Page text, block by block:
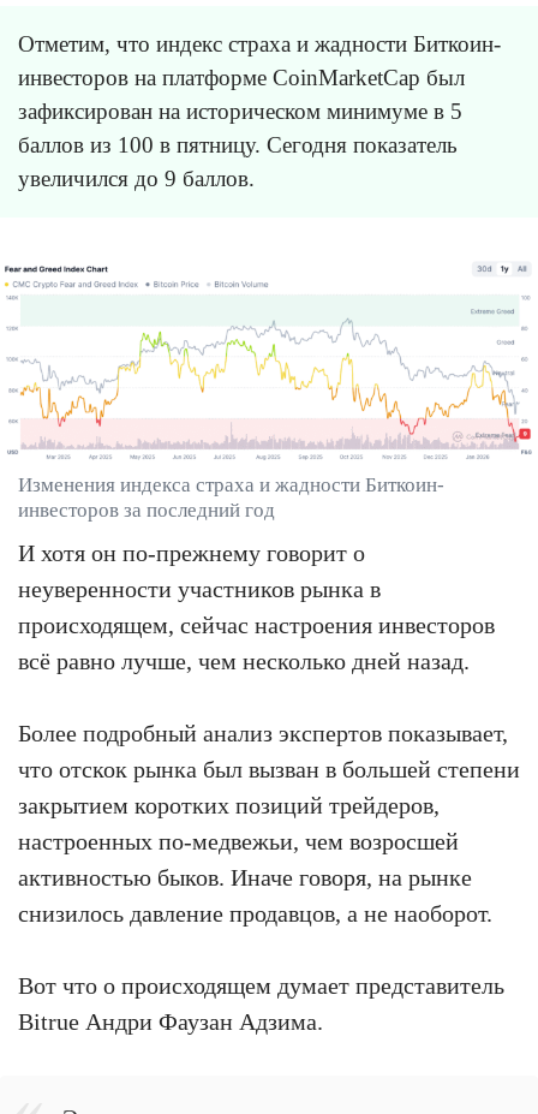
Отметим, что индекс страха и жадности Биткоин-
инвесторов на платформе CoinMarketCap был
зафиксирован на историческом минимуме в 5
баллов из 100 в пятницу. Сегодня показатель
увеличился до 9 баллов.
Изменения индекса страха и жадности Биткоин-
инвесторов за последний год
И хотя он по-прежнему говорит о
неуверенности участников рынка в
происходящем, сейчас настроения инвесторов
всё равно лучше, чем несколько дней назад.
Более подробный анализ экспертов показывает,
что отскок рынка был вызван в большей степени
закрытием коротких позиций трейдеров,
настроенных по-медвежьи, чем возросшей
активностью быков. Иначе говоря, на рынке
снизилось давление продавцов, а не наоборот.
Вот что о происходящем думает представитель
Bitrue Андри Фаузан Адзима.